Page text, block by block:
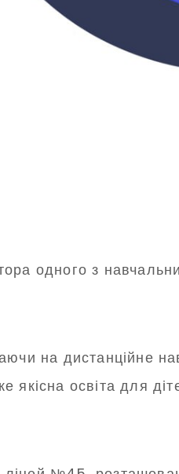
одного з
на дистанційне
освіта для